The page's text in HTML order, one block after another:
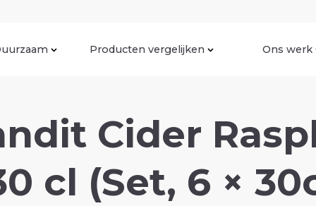
Producten vergelijken Ons werk
Cider
cl (Set, 6 ×